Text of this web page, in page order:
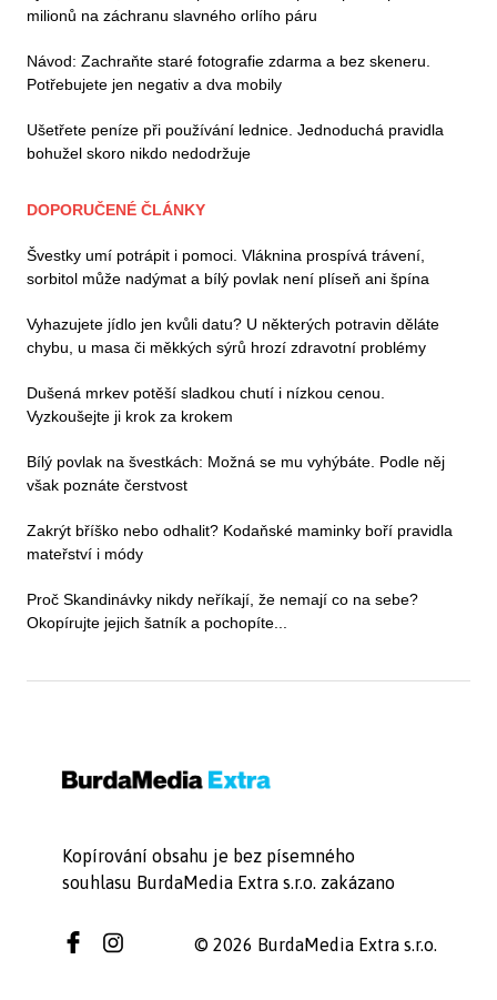
milionů na záchranu slavného orlího páru
Návod: Zachraňte staré fotografie zdarma a bez skeneru.
Potřebujete jen negativ a dva mobily
Ušetřete peníze při používání lednice. Jednoduchá pravidla
bohužel skoro nikdo nedodržuje
DOPORUČENÉ ČLÁNKY
Švestky umí potrápit i pomoci. Vláknina prospívá trávení,
sorbitol může nadýmat a bílý povlak není plíseň ani špína
Vyhazujete jídlo jen kvůli datu? U některých potravin děláte
chybu, u masa či měkkých sýrů hrozí zdravotní problémy
Dušená mrkev potěší sladkou chutí i nízkou cenou.
Vyzkoušejte ji krok za krokem
Bílý povlak na švestkách: Možná se mu vyhýbáte. Podle něj
však poznáte čerstvost
Zakrýt bříško nebo odhalit? Kodaňské maminky boří pravidla
mateřství i módy
Proč Skandinávky nikdy neříkají, že nemají co na sebe?
Okopírujte jejich šatník a pochopíte...
Kopírování obsahu je bez písemného
souhlasu BurdaMedia Extra s.r.o. zakázano
© 2026 BurdaMedia Extra s.r.o.